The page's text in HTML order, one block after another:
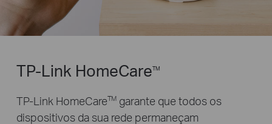
TP-Link HomeCareTM
TP-Link HomeCareTMgarante que todos os
dispositivos da sua rede permaneçam